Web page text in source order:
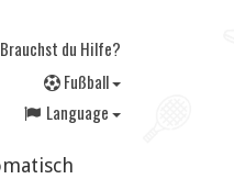
Brauchst du Hilfe?
Fußball
Language